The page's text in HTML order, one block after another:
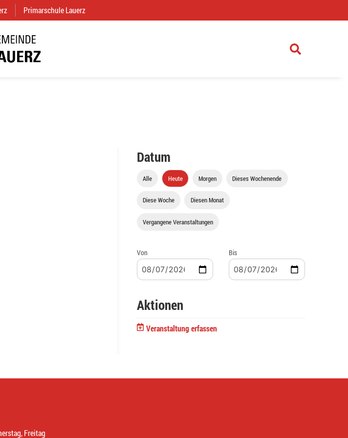
(External Link)
Primarschule Lauerz
Datum
Alle Heute Morgen Dieses Wochenende
Diese Woche Diesen Monat
Vergangene Veranstaltungen
Von Bis
Aktionen
Veranstaltung erfassen
Freitag